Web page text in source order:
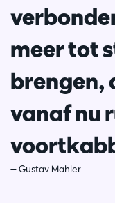
meer tot
brengen,
vanaf nu
— Gustav Mahler